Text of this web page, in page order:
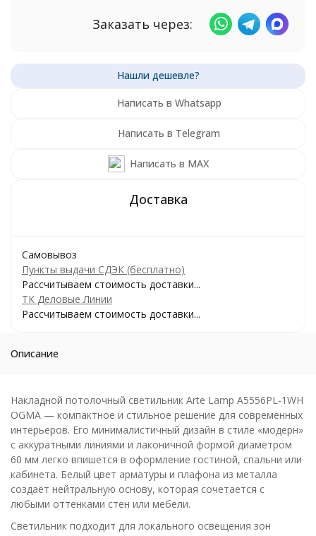
Заказать через:
Написать в Whatsapp
Написать в Telegram
Написать в MAX
Самовывоз
Пункты выдачи СДЭК (бесплатно)
Рассчитываем стоимость доставки...
ТК Деловые Линии
Рассчитываем стоимость доставки...
Описание
Накладной потолочный светильник Arte Lamp A5556PL-1WH
OGMA — компактное и стильное решение для современных
интерьеров. Его минималистичный дизайн в стиле «модерн»
с аккуратными линиями и лаконичной формой диаметром
60 мм легко впишется в оформление гостиной, спальни или
кабинета. Белый цвет арматуры и плафона из металла
создаёт нейтральную основу, которая сочетается с
любыми оттенками стен или мебели.
Светильник подходит для локального освещения зон